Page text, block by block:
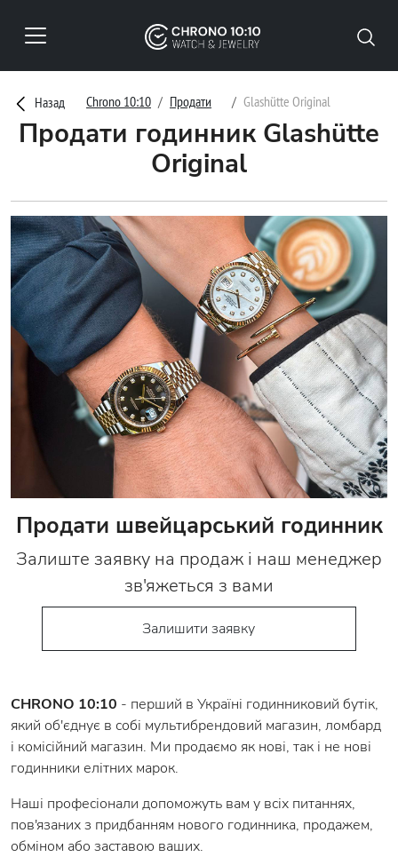
Назад Chrono 10:10 Продати Glashütte Original
Продати годинник Glashütte
Original
Продати швейцарський годинник
Залиште заявку на продаж і наш менеджер
зв'яжеться з вами
Залишити заявку
CHRONO 10:10 - перший в Україні годинниковий бутік,
який об'єднує в собі мультибрендовий магазин, ломбард
і комісійний магазин. Ми продаємо як нові, так і не нові
годинники елітних марок.
Наші професіонали допоможуть вам у всіх питаннях,
пов'язаних з придбанням нового годинника, продажем,
обміном або заставою ваших.